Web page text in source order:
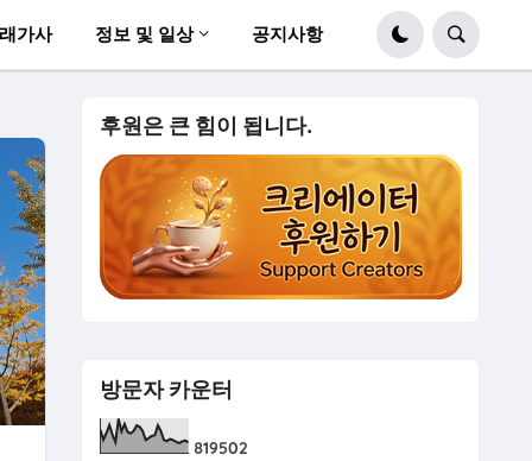
가사 정보 및 일상 공지사항
후원은 큰 힘이 됩니다.
방문자 카운터
819502